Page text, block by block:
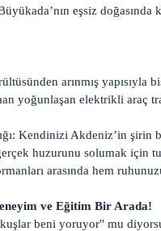
eşsiz
arınmış
yoğunlaşan elektrikli araç
Kendinizi Akdeniz’in şirin
huzurunu solumak için
arasında hem
ve Eğitim Bir Arada!
beni yoruyor" mu